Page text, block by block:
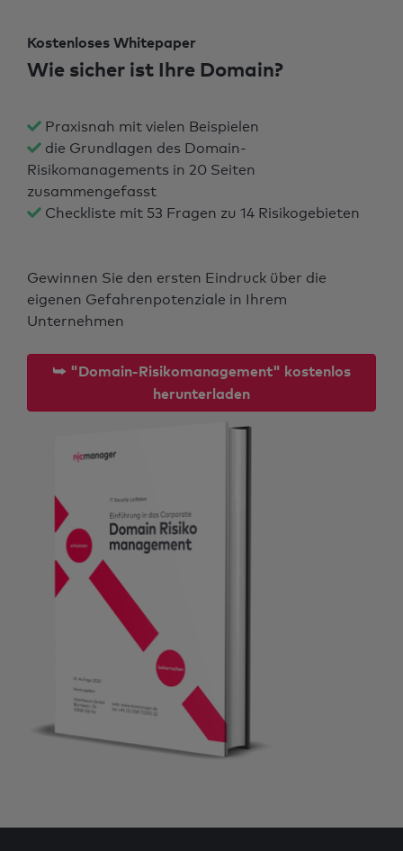
Kostenloses Whitepaper
Wie sicher ist Ihre Domain?
Praxisnah mit vielen Beispielen
die Grundlagen des Domain-
Risikomanagements in 20 Seiten
zusammengefasst
Checkliste mit 53 Fragen zu 14 Risikogebieten
Gewinnen Sie den ersten Eindruck über die
eigenen Gefahrenpotenziale in Ihrem
Unternehmen
⮩ "Domain-Risikomanagement" kostenlos
herunterladen